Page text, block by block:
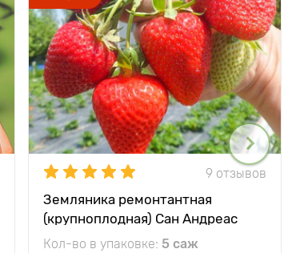
9 отзывов
Земляника ремонтантная
(крупноплодная) Сан Андреас
Кол-во в упаковке: 5 саж